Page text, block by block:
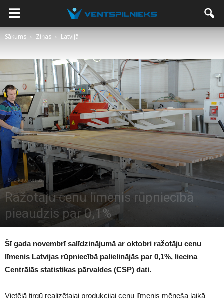
Sākums Ziņas Latvijā
Bez kategorijas
Ražotāju cenu līmenis rūpniecībā
pieaudzis par 0,1%
1379
Šī gada novembrī salīdzinājumā ar oktobri ražotāju cenu
līmenis Latvijas rūpniecībā palielinājās par 0,1%, liecina
Centrālās statistikas pārvaldes (CSP) dati.
Vietējā tirgū realizētajai produkcijai cenu līmenis mēneša laikā